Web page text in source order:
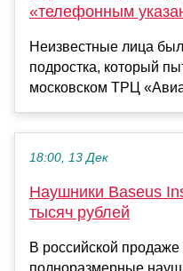
«телефонным
Неизвестные лица
подростка, который
московском ТРЦ
18:00, 13 Дек
Наушники Baseus
тысяч рублей
В российской
полноразмерные